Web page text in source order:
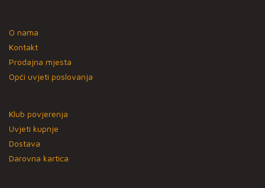
O nama
Kontakt
Prodajna mjesta
Opći uvjeti poslovanja
Klub povjerenja
Uvjeti kupnje
Dostava
Darovna kartica